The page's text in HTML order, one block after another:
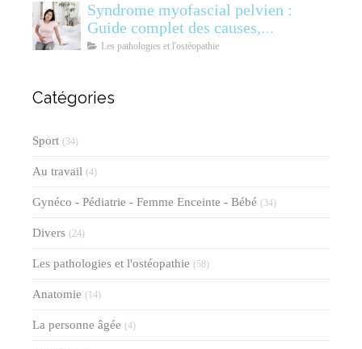
Syndrome myofascial pelvien :
Guide complet des causes,
symptômes, diagnostic et
Les pathologies et l'ostéopathie
Catégories
Sport (34)
Au travail (4)
Gynéco - Pédiatrie - Femme Enceinte - Bébé (34)
Divers (24)
Les pathologies et l'ostéopathie (58)
Anatomie (14)
La personne âgée (4)